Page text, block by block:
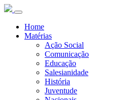
Home
Matérias
Ação Social
Comunicação
Educação
Salesianidade
História
Juventude